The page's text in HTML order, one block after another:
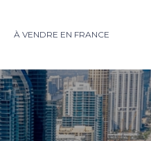
À VENDRE EN FRANCE